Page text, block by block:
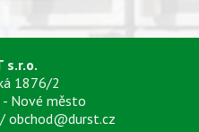
s.r.o.
1876/2
Nové město
/ obchod@durst.cz